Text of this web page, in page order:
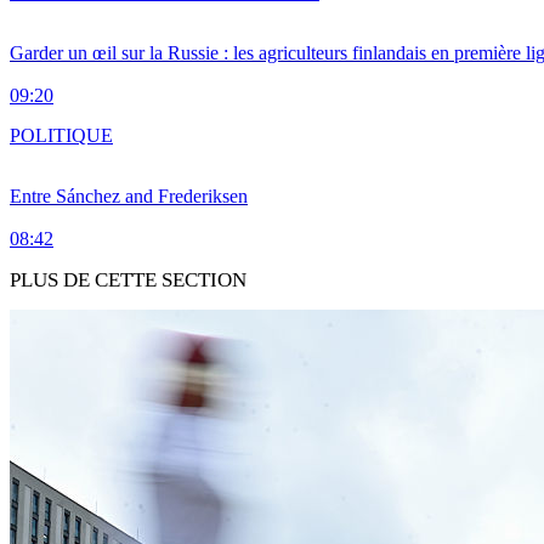
Garder un œil sur la Russie : les agriculteurs finlandais en première
09:20
Entre Sánchez and Frederiksen
08:42
POLITIQUE
PLUS DE CETTE SECTION